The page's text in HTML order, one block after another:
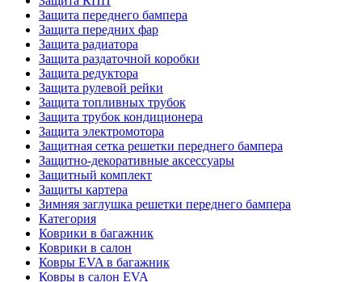
Защита переднего бампера
Защита передних фар
Защита радиатора
Защита раздаточной коробки
Защита редуктора
Защита рулевой рейки
Защита топливных трубок
Защита трубок кондиционера
Защита электромотора
Защитная сетка решетки переднего бампера
Защитно-декоративные аксессуары
Защитный комплект
Защиты картера
Зимняя заглушка решетки переднего бампера
Категория
Коврики в багажник
Коврики в салон
Ковры EVA в багажник
Ковры в салон EVA